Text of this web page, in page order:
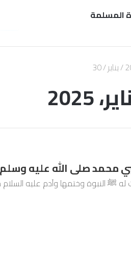
المسلمة
/يناير/
30
محمد صلى الله عليه وسلم